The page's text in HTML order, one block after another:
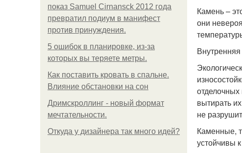
показ Samuel Cirnansck 2012 года
превратил подиум в манифест
против принуждения.
5 ошибок в планировке, из-за
которых вы теряете метры.
Как поставить кровать в спальне.
Влияние обстановки на сон
Дримскроллинг - новый формат
мечтательности.
Откуда у дизайнера так много идей?
Камень –
они
вытирать
не
Каменные,
устойчивы